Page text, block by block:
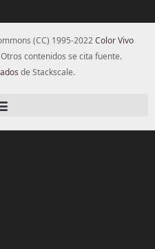
(CC) 1995-2022Color Vivo
contenidos se cita fuente.
de Stackscale.